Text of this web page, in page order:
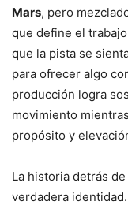
Mars, pero
que define el
que la pista se
para ofrecer algo
producción logra
movimiento
propósito y
La historia detrás
verdadera identidad.